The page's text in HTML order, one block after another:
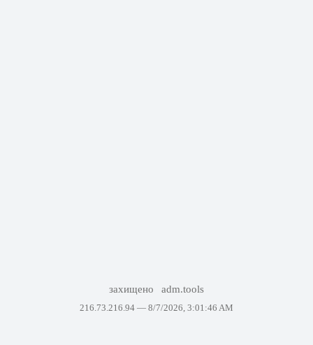
захищено adm.tools
216.73.216.94 — 8/7/2026, 3:01:46 AM